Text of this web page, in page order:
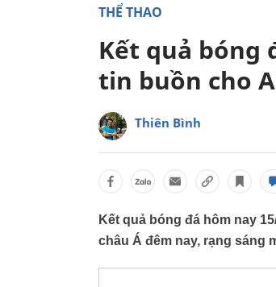
THỂ THAO
Kết quả bóng
tin buồn cho
Thiên Bình
Kết quả bóng đá hôm nay
châu Á đêm nay, rạng sáng